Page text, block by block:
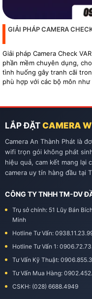
GIẢI PHÁP CAMERA
Giải pháp Camera Check
phần mềm chuyên dụng,
tình huống gây tranh cãi
phù hợp với các bộ môn
LẮP ĐẶT CAMERA
Camera An Thành Phát là
wifi trọn gói không phát
hiệu quả, cam kết mang lại
camera uy tín hàng đầu tại
CÔNG TY TNHH TM-DV
Trụ sở chính: 51 Lũy Bán
Minh
Hotline Tư Vấn:
Hotline Tư Vấn 1:
Tư Vấn Kỹ Thuật:
Tư Vấn Mua Hàng:
CSKH: (028) 6688.4949